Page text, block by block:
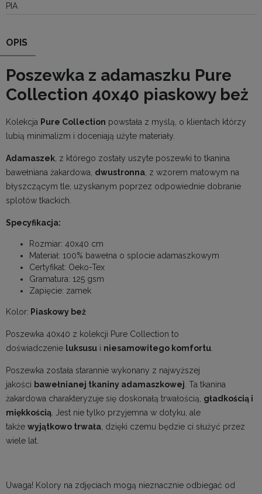
PIA
OPIS
Poszewka z adamaszku Pure
Collection 40x40 piaskowy beż
Kolekcja Pure Collection powstała z myślą, o klientach którzy
lubią minimalizm i doceniają użyte materiały.
Adamaszek, z którego zostały uszyte poszewki to tkanina
bawełniana żakardowa, dwustronna, z wzorem matowym na
błyszczącym tle, uzyskanym poprzez odpowiednie dobranie
splotów tkackich.
Specyfikacja:
Rozmiar: 40x40 cm
Materiał: 100% bawełna o splocie adamaszkowym
Certyfikat: Oeko-Tex
Gramatura: 125 gsm
Zapięcie: zamek
Kolor: Piaskowy beż
Poszewka 40x40 z kolekcji Pure Collection to
doświadczenie luksusu i niesamowitego komfortu.
Poszewka została starannie wykonany z najwyższej
jakości bawełnianej tkaniny adamaszkowej. Ta tkanina
żakardowa charakteryzuje się doskonałą trwałością, gładkością i
miękkością. Jest nie tylko przyjemna w dotyku, ale
także wyjątkowo trwała, dzięki czemu będzie ci służyć przez
wiele lat.
Uwaga! Kolory na zdjęciach mogą nieznacznie odbiegać od